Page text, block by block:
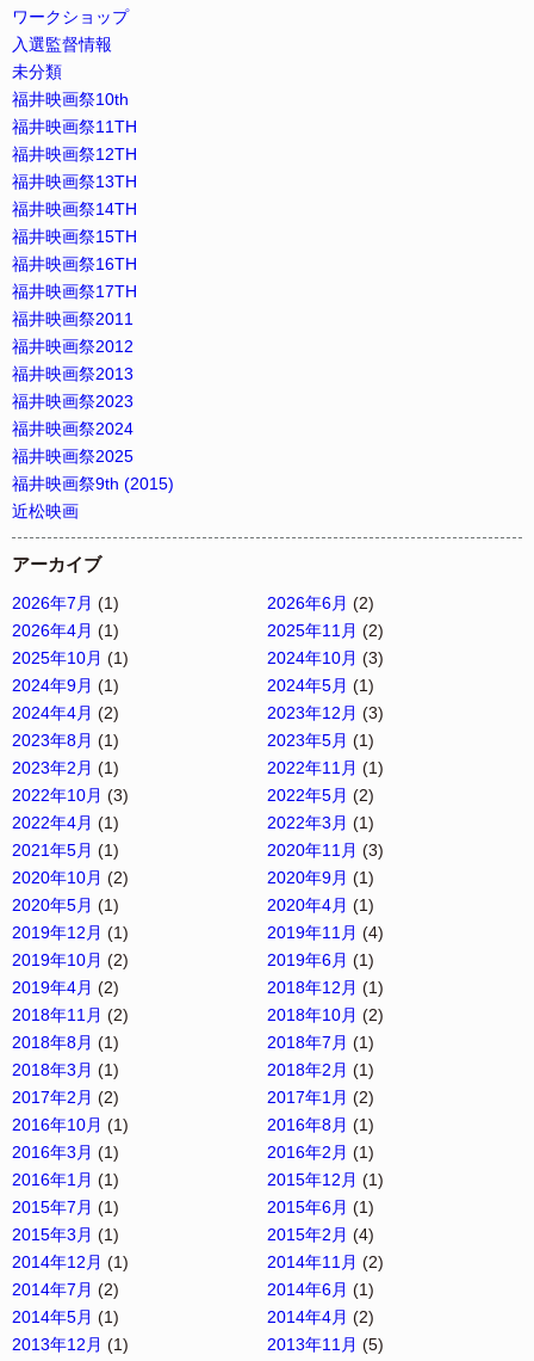
ワークショップ
入選監督情報
未分類
福井映画祭10th
福井映画祭11TH
福井映画祭12TH
福井映画祭13TH
福井映画祭14TH
福井映画祭15TH
福井映画祭16TH
福井映画祭17TH
福井映画祭2011
福井映画祭2012
福井映画祭2013
福井映画祭2023
福井映画祭2024
福井映画祭2025
福井映画祭9th (2015)
近松映画
アーカイブ
2026年7月 (1) 2026年6月 (2)
2026年4月 (1) 2025年11月 (2)
2025年10月 (1) 2024年10月 (3)
2024年9月 (1) 2024年5月 (1)
2024年4月 (2) 2023年12月 (3)
2023年8月 (1) 2023年5月 (1)
2023年2月 (1) 2022年11月 (1)
2022年10月 (3) 2022年5月 (2)
2022年4月 (1) 2022年3月 (1)
2021年5月 (1) 2020年11月 (3)
2020年10月 (2) 2020年9月 (1)
2020年5月 (1) 2020年4月 (1)
2019年12月 (1) 2019年11月 (4)
2019年10月 (2) 2019年6月 (1)
2019年4月 (2) 2018年12月 (1)
2018年11月 (2) 2018年10月 (2)
2018年8月 (1) 2018年7月 (1)
2018年3月 (1) 2018年2月 (1)
2017年2月 (2) 2017年1月 (2)
2016年10月 (1) 2016年8月 (1)
2016年3月 (1) 2016年2月 (1)
2016年1月 (1) 2015年12月 (1)
2015年7月 (1) 2015年6月 (1)
2015年3月 (1) 2015年2月 (4)
2014年12月 (1) 2014年11月 (2)
2014年7月 (2) 2014年6月 (1)
2014年5月 (1) 2014年4月 (2)
2013年12月 (1) 2013年11月 (5)